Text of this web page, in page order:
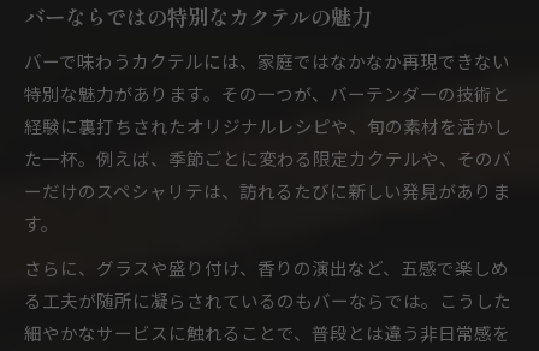
バーならではの特別なカクテルの魅力
バーで味わうカクテルには、家庭ではなかなか再現できない
特別な魅力があります。その一つが、バーテンダーの技術と
経験に裏打ちされたオリジナルレシピや、旬の素材を活かし
た一杯。例えば、季節ごとに変わる限定カクテルや、そのバ
ーだけのスペシャリテは、訪れるたびに新しい発見がありま
す。
さらに、グラスや盛り付け、香りの演出など、五感で楽しめ
る工夫が随所に凝らされているのもバーならでは。こうした
細やかなサービスに触れることで、普段とは違う非日常感を